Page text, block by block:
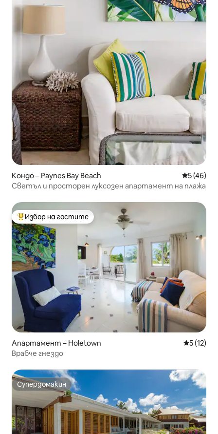
Кондо – Paynes Bay Beach Средна
5 (46)
Светъл и просторен луксозен апартамент на плажа
Най-популярен избор на гостите
Избор на гостите
Апартамент – Holetown Средна
5 (12)
Врабче гнездо
Супердомакин
Супердомакин